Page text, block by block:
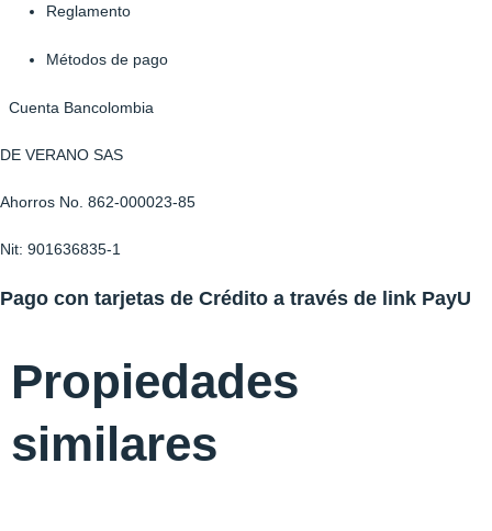
Reglamento
Métodos de pago
Cuenta Bancolombia
DE VERANO SAS
Ahorros No. 862-000023-85
Nit: 901636835-1
Pago con tarjetas de Crédito a través de link PayU
Propiedades
similares